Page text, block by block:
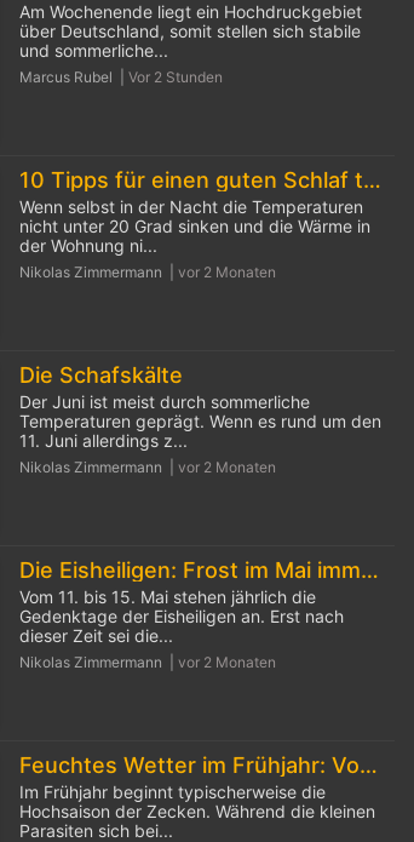
Marcus Rubel | Vor 2 Stunden
Am Wochenende liegt ein Hochdruckgebiet
über Deutschland, somit stellen sich stabile
und sommerliche...
10 Tipps für einen guten Schlaf trotz Hitze
Nikolas Zimmermann | vor 2 Monaten
Wenn selbst in der Nacht die Temperaturen
nicht unter 20 Grad sinken und die Wärme in
der Wohnung ni...
Die Schafskälte
Nikolas Zimmermann | vor 2 Monaten
Der Juni ist meist durch sommerliche
Temperaturen geprägt. Wenn es rund um den
11. Juni allerdings z...
Die Eisheiligen: Frost im Mai immer seltener
Nikolas Zimmermann | vor 2 Monaten
Vom 11. bis 15. Mai stehen jährlich die
Gedenktage der Eisheiligen an. Erst nach
dieser Zeit sei die...
Feuchtes Wetter im Frühjahr: Vorsicht Zecken!
Im Frühjahr beginnt typischerweise die
Hochsaison der Zecken. Während die kleinen
Parasiten sich bei...